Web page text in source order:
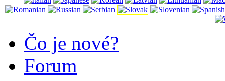
Čo je nové?
Forum